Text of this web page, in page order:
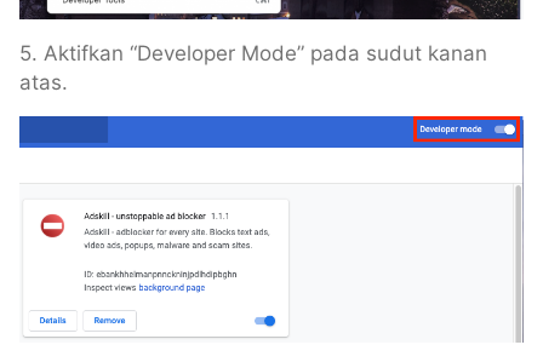
5. Aktifkan “Developer Mode” pada sudut kanan
atas.